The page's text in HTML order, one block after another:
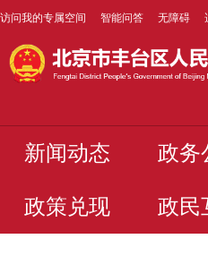
访问我的专属空间 智能问答 无障碍
新闻动态 政务
政策兑现 政民